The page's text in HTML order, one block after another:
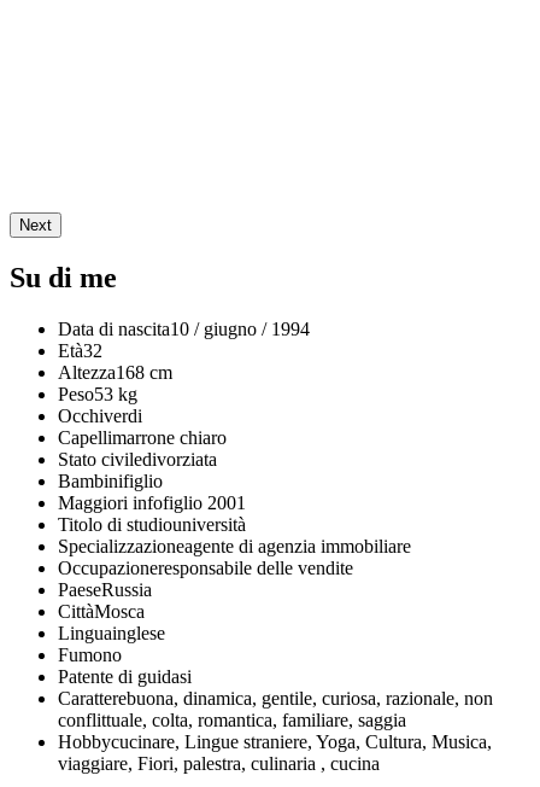
Next
Su di me
Data di nascita10 / giugno / 1994
Età32
Altezza168 cm
Peso53 kg
Occhiverdi
Capellimarrone chiaro
Stato civiledivorziata
Bambinifiglio
Maggiori infofiglio 2001
Titolo di studiouniversità
Specializzazioneagente di agenzia immobiliare
Occupazioneresponsabile delle vendite
PaeseRussia
CittàMosca
Linguainglese
Fumono
Patente di guidasi
Caratterebuona, dinamica, gentile, curiosa, razionale, non
conflittuale, colta, romantica, familiare, saggia
Hobbycucinare, Lingue straniere, Yoga, Cultura, Musica,
viaggiare, Fiori, palestra, culinaria , cucina